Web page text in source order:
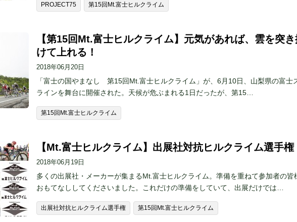
PROJECT75 第15回Mt.富士ヒルクライム
【第15回Mt.富士ヒルクライム】元気があれば、雲を突
けて上れる！
2018年06月20日
「富士の国やまなし 第15回Mt.富士ヒルクライム」が、6月10日、山梨県の富士
ラインを舞台に開催された。天候が危ぶまれる1日だったが、第15…
第15回Mt.富士ヒルクライム
【Mt.富士ヒルクライム】出展社対抗ヒルクライム選手権
2018年06月19日
多くの出展社・メーカーが集まるMt.富士ヒルクライム。準備を重ねて参加者の皆
おもてなししてくださいました。これだけの準備をしていて、出展だけでは…
出展社対抗ヒルクライム選手権 第15回Mt.富士ヒルクライム